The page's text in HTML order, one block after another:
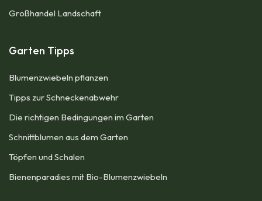
Großhandel Landschaft
Garten Tipps
Blumenzwiebeln pflanzen
Tipps zur Schneckenabwehr
Die richtigen Bedingungen im Garten
Schnittblumen aus dem Garten
Töpfen und Schalen
Bienenparadies mit Bio-Blumenzwiebeln